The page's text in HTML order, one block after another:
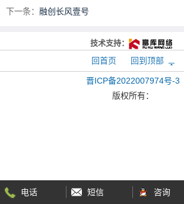
下一条： 融创长风壹号
技术支持：
回首页 回到顶部
晋ICP备2022007974号-3
版权所有：
电话 短信 咨询